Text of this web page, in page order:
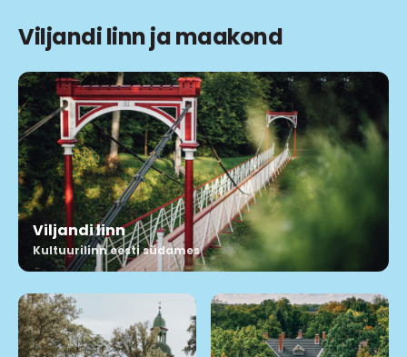
Viljandi linn ja maakond
Viljandi linn
Kultuurilinn eesti südames